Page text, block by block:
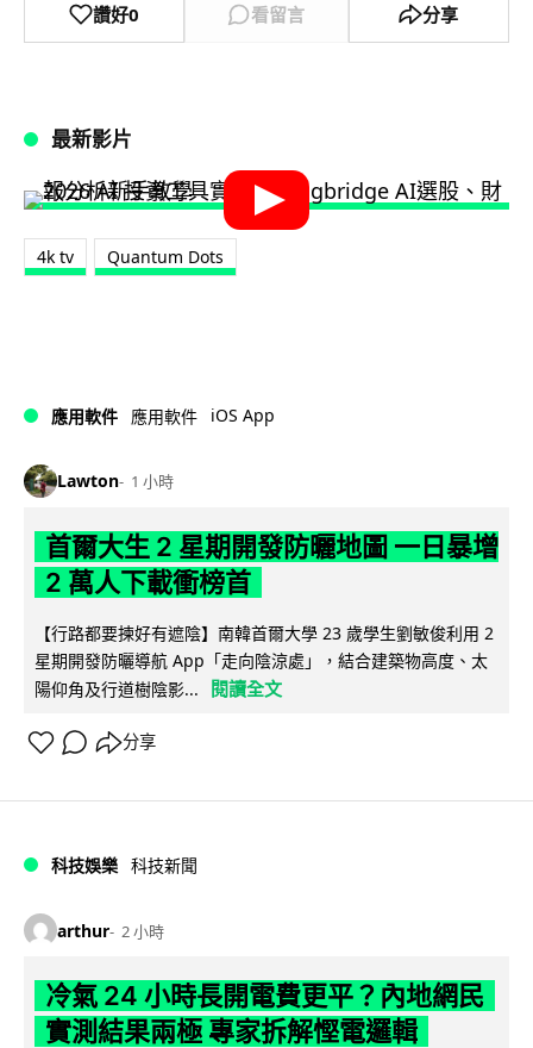
讚好0 看留言 分享
最新影片
4k tv Quantum Dots
應用軟件 應用軟件 iOS App
Lawton 1 小時
首爾大生 2 星期開發防曬地圖 一日暴增
2 萬人下載衝榜首
【行路都要揀好有遮陰】南韓首爾大學 23 歲學生劉敏俊利用 2
星期開發防曬導航 App「走向陰涼處」，結合建築物高度、太
陽仰角及行道樹陰影...
閱讀全文
分享
科技娛樂 科技新聞
arthur 2 小時
冷氣 24 小時長開電費更平？內地網民
實測結果兩極 專家拆解慳電邏輯